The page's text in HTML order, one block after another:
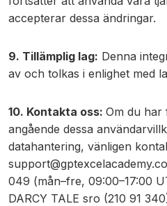
accepterar dessa ändringar.
9. Tillämplig lag: Denna
av och tolkas i enlighet med
10. Kontakta oss: Om du
angående dessa
datahantering, vänligen
049 (mån–fre, 09:00–17:00
DARCY TALE sro (210 91